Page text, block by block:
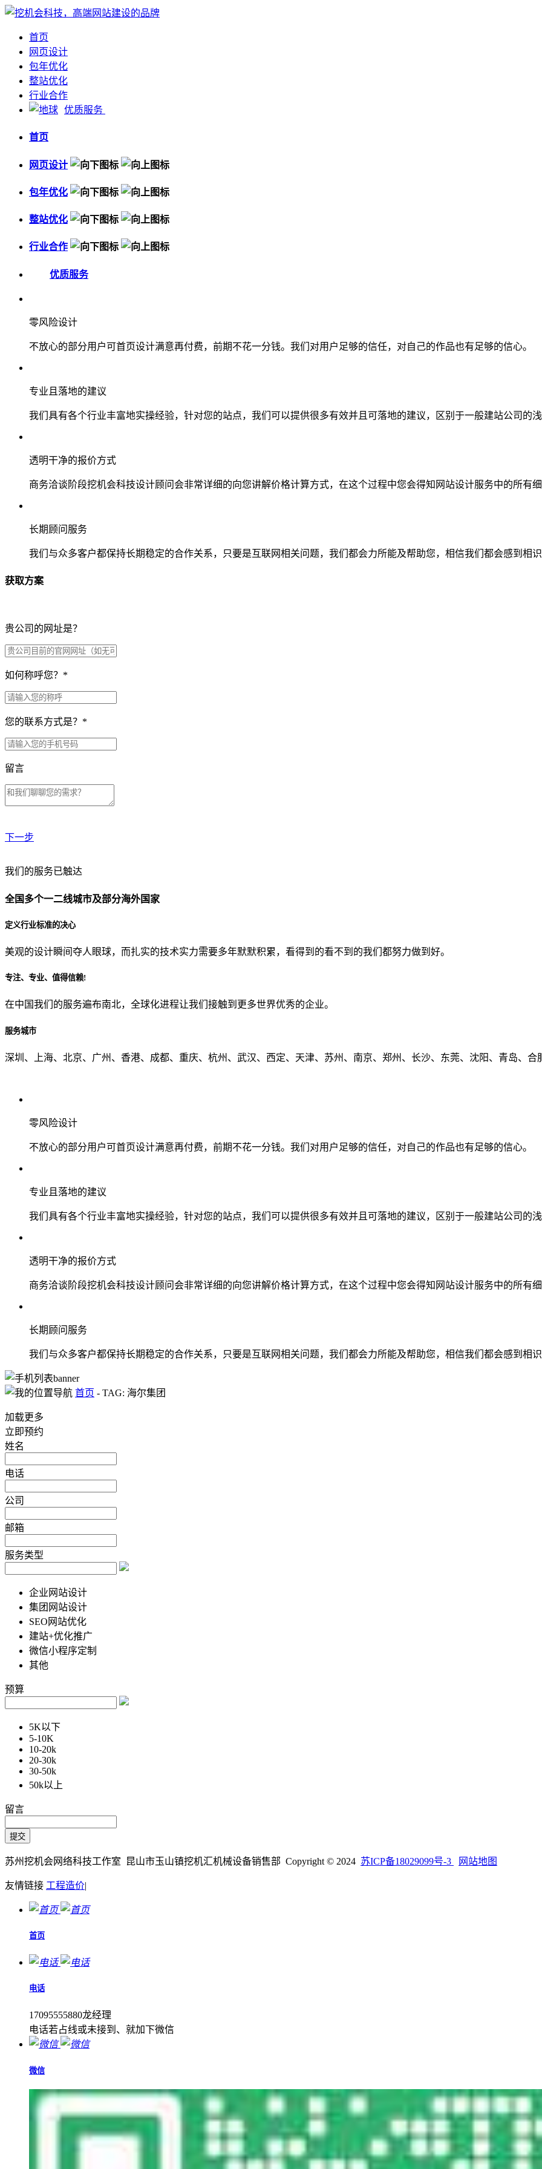
首页
网页设计
包年优化
整站优化
行业合作
优质服务
首页
网页设计
包年优化
整站优化
行业合作
优质服务
零风险设计
不放心的部分用户可首页设计满意再付费，前期不花一分钱。我们对用户足够的信任，对自己的作品也有足够的信心。
专业且落地的建议
我们具有各个行业丰富地实操经验，针对您的站点，我们可以提供很多有效并且可落地的建议，区别于一般建站公司的
透明干净的报价方式
商务洽谈阶段挖机会科技设计顾问会非常详细的向您讲解价格计算方式，在这个过程中您会得知网站设计服务中的所有
长期顾问服务
我们与众多客户都保持长期稳定的合作关系，只要是互联网相关问题，我们都会力所能及帮助您，相信我们都会感到相
获取方案
贵公司的网址是？
如何称呼您？ *
您的联系方式是？ *
留言
下一步
贵公司预算范围是？
贵公司的团队规模是？
从哪里了解到我们？
我们的服务已触达
全国多个一二线城市及部分海外国家
定义行业标准的决心
美观的设计瞬间夺人眼球，而扎实的技术实力需要多年默默积累，看得到的看不到的我们都努力做到好。
专注、专业、值得信赖!
在中国我们的服务遍布南北，全球化进程让我们接触到更多世界优秀的企业。
服务城市
深圳、上海、北京、广州、香港、成都、重庆、杭州、武汉、西定、天津、苏州、南京、郑州、长沙、东莞、沈阳、青岛、合
零风险设计
不放心的部分用户可首页设计满意再付费，前期不花一分钱。我们对用户足够的信任，对自己的作品也有足够的信心。
专业且落地的建议
我们具有各个行业丰富地实操经验，针对您的站点，我们可以提供很多有效并且可落地的建议，区别于一般建站公司的
透明干净的报价方式
商务洽谈阶段挖机会科技设计顾问会非常详细的向您讲解价格计算方式，在这个过程中您会得知网站设计服务中的所有
长期顾问服务
我们与众多客户都保持长期稳定的合作关系，只要是互联网相关问题，我们都会力所能及帮助您，相信我们都会感到相
首页 - TAG: 海尔集团
加载更多
立即预约
姓名
电话
公司
邮箱
服务类型
企业网站设计
集团网站设计
SEO网站优化
建站+优化推广
微信小程序定制
其他
预算
5K以下
5-10K
10-20k
20-30k
30-50k
50k以上
留言
苏州挖机会网络科技工作室 昆山市玉山镇挖机汇机械设备销售部 Copyright © 2024 苏ICP备18029099号-3 网站地图
友情链接 工程造价|
首页
电话
17095555880龙经理
电话若占线或未接到、就加下微信
微信